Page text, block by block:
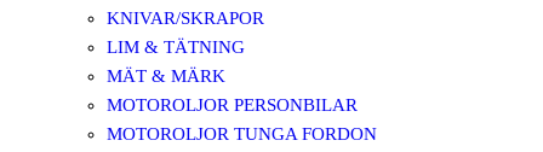
KNIVAR/SKRAPOR
LIM & TÄTNING
MÄT & MÄRK
MOTOROLJOR PERSONBILAR
MOTOROLJOR TUNGA FORDON